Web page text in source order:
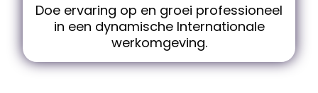
Doe ervaring op en groei professioneel
in een dynamische Internationale
werkomgeving.